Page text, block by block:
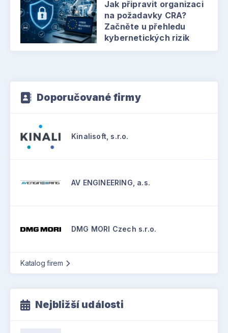
Jak připravit organizaci
na požadavky CRA?
Začněte u přehledu
kybernetických rizik
Doporučované firmy
Kinalisoft, s.r.o.
AV ENGINEERING, a.s.
DMG MORI Czech s.r.o.
Katalog firem
Nejbližší události